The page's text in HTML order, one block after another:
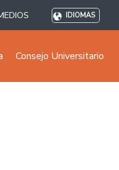
IDIOMAS
Consejo Universitario